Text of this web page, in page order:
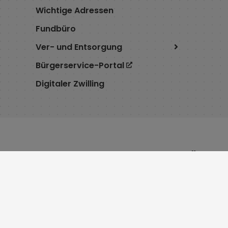
Wichtige Adressen
Fundbüro
Ver- und Entsorgung
Bürgerservice-Portal
Digitaler Zwilling